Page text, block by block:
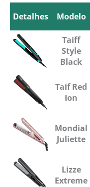
Detalhes Modelo
Detalhes
Modelo
Taiff
Style
Black
Taif Red
Ion
Mondial
Juliette
Lizze
Extreme